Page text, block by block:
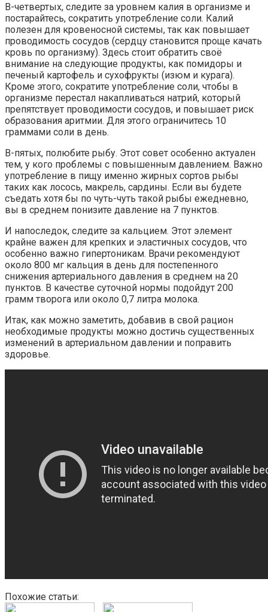
В-четвертых, следите за уровнем калия в организме и
постарайтесь, сократить употребление соли. Калий
полезен для кровеносной системы, так как повышает
проводимость сосудов (сердцу становится проще качать
кровь по организму). Здесь стоит обратить своё
внимание на следующие продукты, как помидоры и
печеный картофель и сухофрукты (изюм и курага).
Кроме этого, сократите употребление соли, чтобы в
организме перестал накапливаться натрий, который
препятствует проводимости сосудов, и повышает риск
образования аритмии. Для этого ограничитесь 10
граммами соли в день.
В-пятых, полюбите рыбу. Этот совет особенно актуален
тем, у кого проблемы с повышенным давлением. Важно
употребление в пищу именно жирных сортов рыбы
таких как лосось, макрель, сардины. Если вы будете
съедать хотя бы по чуть-чуть такой рыбы ежедневно,
вы в среднем понизите давление на 7 пунктов.
И напоследок, следите за кальцием. Этот элемент
крайне важен для крепких и эластичных сосудов, что
особенно важно гипертоникам. Врачи рекомендуют
около 800 мг кальция в день для постепенного
снижения артериального давления в среднем на 20
пунктов. В качестве суточной нормы подойдут 200
грамм творога или около 0,7 литра молока.
Итак, как можно заметить, добавив в свой рацион
необходимые продукты можно достичь существенных
изменений в артериальном давлении и поправить
здоровье.
Похожие статьи: